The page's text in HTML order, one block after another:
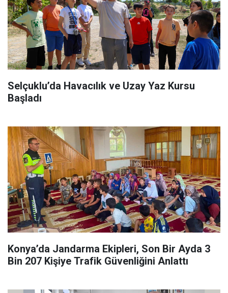
Selçuklu’da Havacılık ve Uzay Yaz Kursu
Başladı
Konya’da Jandarma Ekipleri, Son Bir Ayda 3
Bin 207 Kişiye Trafik Güvenliğini Anlattı